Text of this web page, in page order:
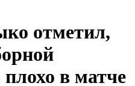
отметил,
в матче